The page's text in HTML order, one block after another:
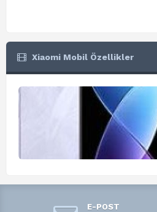
Xiaomi Mobil Özellikler
E-POST